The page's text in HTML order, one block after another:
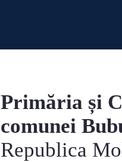
Primăria și
comunei
Republica